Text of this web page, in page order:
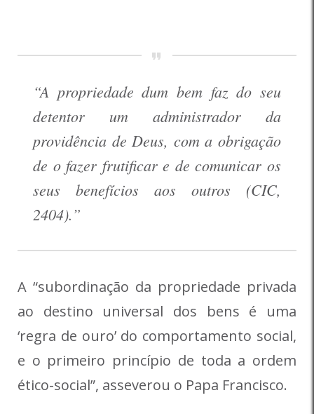
“A propriedade dum bem faz do seu
detentor um administrador da
providência de Deus, com a obrigação
de o fazer frutificar e de comunicar os
seus benefícios aos outros (CIC,
2404).”
A “subordinação da propriedade privada
ao destino universal dos bens é uma
‘regra de ouro’ do comportamento social,
e o primeiro princípio de toda a ordem
ético-social”, asseverou o Papa Francisco.